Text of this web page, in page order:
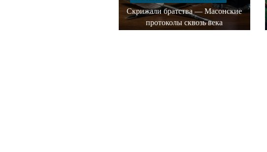
Скрижали братства — Масонские
протоколы сквозь века